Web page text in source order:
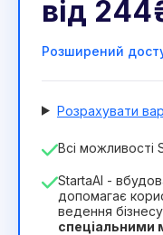
від
Розширений
Розрахувати
Кількість співробітників
Тривалість ліцензії
12 Months
Всі можливості
StartaAI -
допомагає
ведення